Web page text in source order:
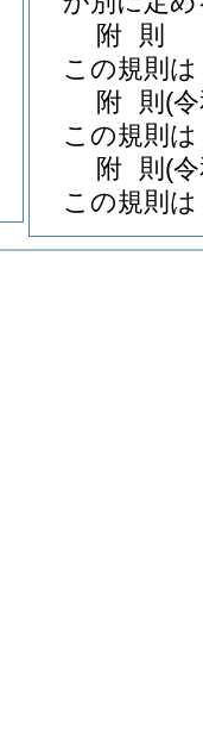
附 則
この規則
附 則 (
この規則
附 則 (
この規則